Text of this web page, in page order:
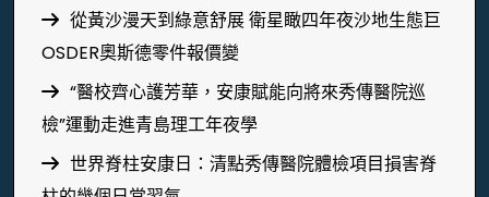
從黃沙漫天到綠意舒展 衛星瞰四年夜沙地生態巨
OSDER奧斯德零件報價變
“醫校齊心護芳華，安康賦能向將來秀傳醫院巡
檢”運動走進青島理工年夜學
世界脊柱安康日：清點秀傳醫院體檢項目損害脊